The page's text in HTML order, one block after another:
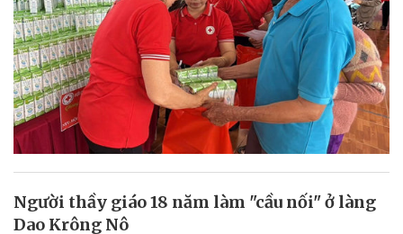
Người thầy giáo 18 năm làm "cầu nối" ở làng
Dao Krông Nô